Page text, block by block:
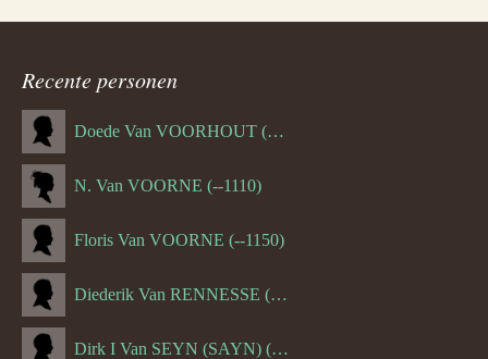
Recente personen
Doede Van VOORHOUT (Van FORNEHOLT) (--1101)
N. Van VOORNE (--1110)
Floris Van VOORNE (--1150)
Diederik Van RENNESSE (--1144)
Dirk I Van SEYN (SAYN) (--1120)